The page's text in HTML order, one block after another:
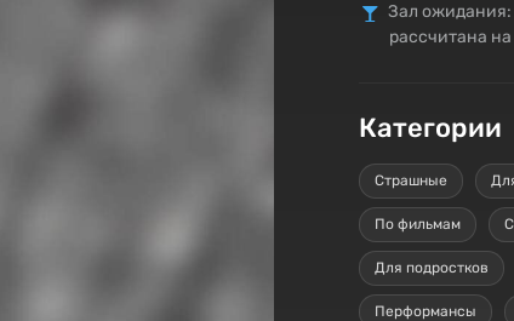
Зал ожидания:
рассчитана
Категории
Страшные
По фильмам
Для подростков
Перформансы